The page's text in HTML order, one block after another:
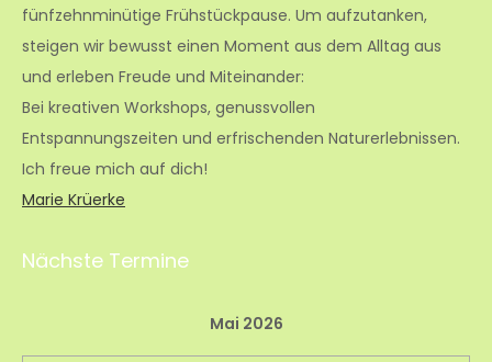
fünfzehnminütige Frühstückpause. Um aufzutanken,
steigen wir bewusst einen Moment aus dem Alltag aus
und erleben Freude und Miteinander:
Bei kreativen Workshops, genussvollen
Entspannungszeiten und erfrischenden Naturerlebnissen.
Ich freue mich auf dich!
Marie Krüerke
Nächste Termine
Mai 2026